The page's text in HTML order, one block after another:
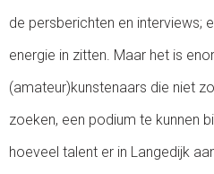
de persberichten en interviews;
energie in zitten. Maar het is
(amateur)kunstenaars die niet
zoeken, een podium te kunnen
hoeveel talent er in Langedijk